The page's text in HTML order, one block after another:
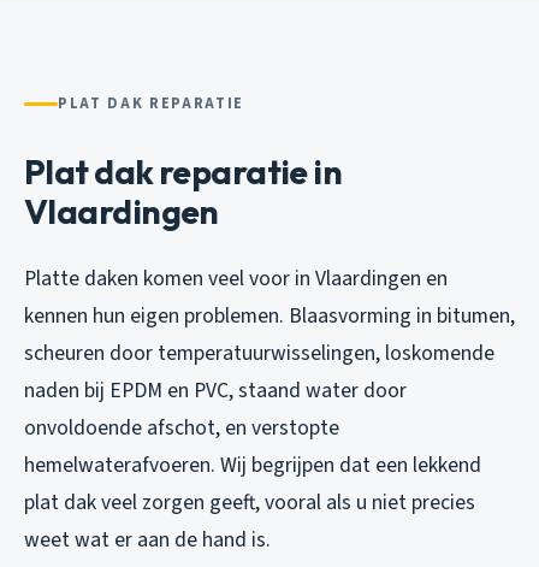
PLAT DAK REPARATIE
Plat dak reparatie in
Vlaardingen
Platte daken komen veel voor in Vlaardingen en
kennen hun eigen problemen. Blaasvorming in bitumen,
scheuren door temperatuurwisselingen, loskomende
naden bij EPDM en PVC, staand water door
onvoldoende afschot, en verstopte
hemelwaterafvoeren. Wij begrijpen dat een lekkend
plat dak veel zorgen geeft, vooral als u niet precies
weet wat er aan de hand is.